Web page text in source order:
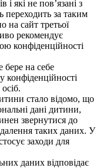
і які не пов’язані з
за таким
на сайт третьої
рекомендує
конфіденційності
бере на себе
конфіденційності
стало відомо, що
дані дитини,
звернутися до
таких даних. У
заходи для
даних відповідає